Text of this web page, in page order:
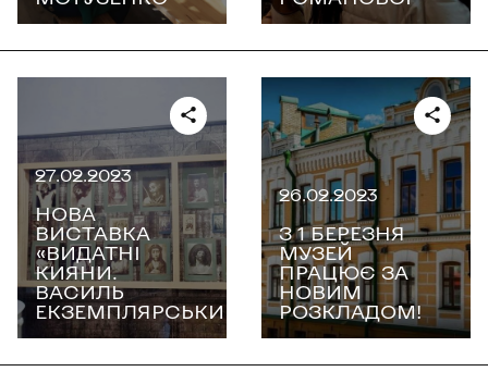
27.02.2023
НОВА
ВИСТАВКА
«ВИДАТНІ
КИЯНИ.
ВАСИЛЬ
ЕКЗЕМПЛЯРСЬКИЙ»
26.02.2023
З 1 БЕРЕЗНЯ
МУЗЕЙ
ПРАЦЮЄ ЗА
НОВИМ
РОЗКЛАДОМ!